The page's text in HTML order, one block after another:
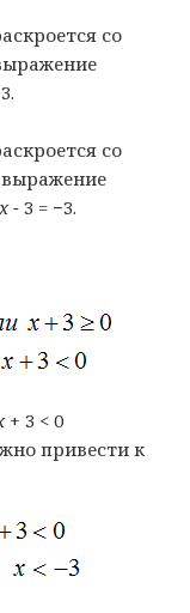
со
со
− 3 = −3.
+ 3 < 0
привести к